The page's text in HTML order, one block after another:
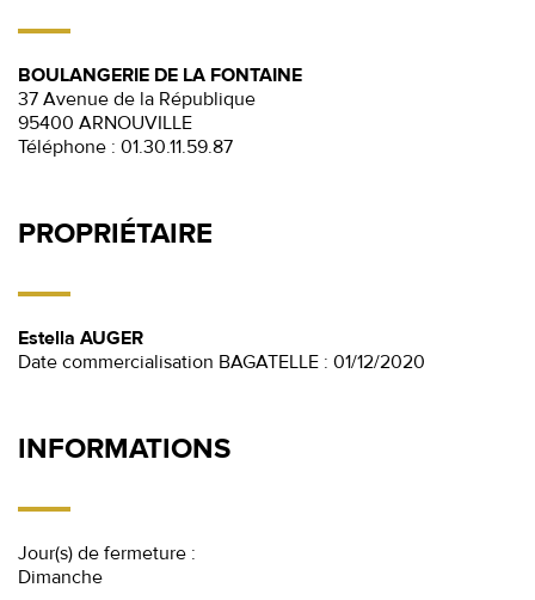
BOULANGERIE DE LA FONTAINE
37 Avenue de la République
95400 ARNOUVILLE
Téléphone : 01.30.11.59.87
PROPRIÉTAIRE
Estella AUGER
Date commercialisation BAGATELLE : 01/12/2020
INFORMATIONS
Jour(s) de fermeture :
Dimanche